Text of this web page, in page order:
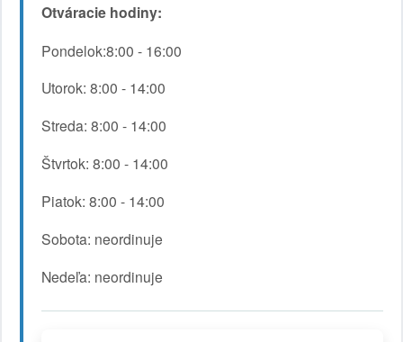
Otváracie hodiny:
Pondelok:8:00 - 16:00
Utorok: 8:00 - 14:00
Streda: 8:00 - 14:00
Štvrtok: 8:00 - 14:00
Piatok: 8:00 - 14:00
Sobota: neordinuje
Nedeľa: neordinuje